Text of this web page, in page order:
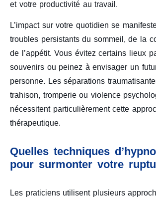
et votre productivité au travail.
L’impact sur votre quotidien se
troubles persistants du sommeil, de la
de l’appétit. Vous évitez certains lieux
souvenirs ou peinez à envisager un
personne. Les séparations
trahison, tromperie ou violence
nécessitent particulièrement cette
thérapeutique.
Quelles techniques
pour surmonter votre
Les praticiens utilisent plusieurs